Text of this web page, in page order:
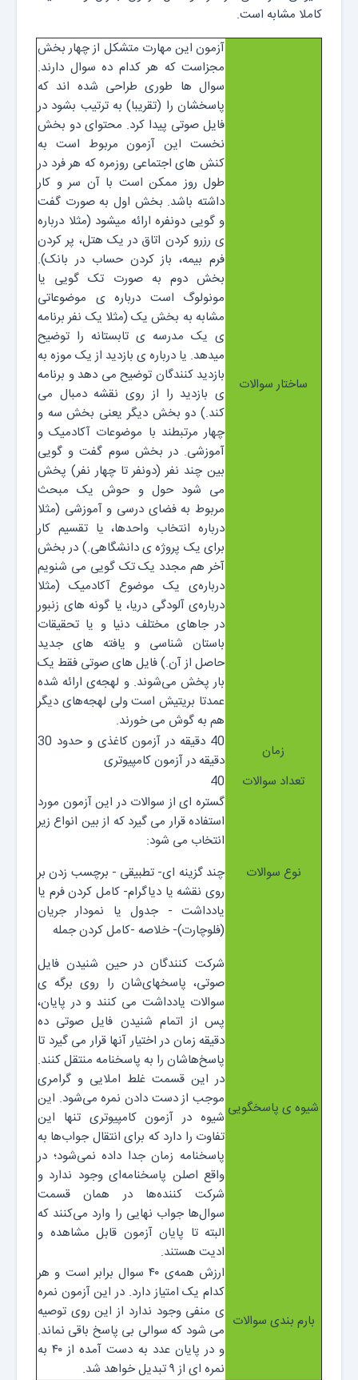
کاملا مشابه است.
آزمون این مهارت متشکل از چهار بخش
مجزاست که هر کدام ده سوال دارند.
سوال ها طوری طراحی شده اند که
پاسخشان را (تقریبا) به ترتیب بشود در
فایل صوتی پیدا کرد. محتوای دو بخش
نخست این آزمون مربوط است به
کنش های اجتماعی روزمره که هر فرد در
طول روز ممکن است با آن سر و کار
داشته باشد. بخش اول به صورت گفت
و گویی دونفره ارائه میشود (مثلا درباره
ی رزرو کردن اتاق در یک هتل، پر کردن
فرم بیمه، باز کردن حساب در بانک).
بخش دوم به صورت تک گویی یا
مونولوگ است درباره ی موضوعاتی
مشابه به بخش یک (مثلا یک نفر برنامه
ی یک مدرسه ی تابستانه را توضیح
میدهد. یا درباره ی بازدید از یک موزه به
بازدید کنندگان توضیح می دهد و برنامه
ی بازدید را از روی نقشه دمبال می
کند.) دو بخش دیگر یعنی بخش سه و
چهار مرتبطند با موضوعات آکادمیک و
آموزشی. در بخش سوم گفت و گویی
بین چند نفر (دونفر تا چهار نفر) پخش
می شود حول و حوش یک مبحث
مربوط به فضای درسی و آموزشی (مثلا
درباره انتخاب واحدها، یا تقسیم کار
برای یک پروژه ی دانشگاهی.) در بخش
آخر هم مجدد یک تک گویی می شنویم
درباره‌ی یک موضوع آکادمیک (مثلا
درباره‌ی آلودگی دریا، یا گونه های زنبور
در جاهای مختلف دنیا و یا تحقیقات
باستان شناسی و یافته های جدید
حاصل از آن.) فایل های صوتی فقط یک
بار پخش می‌شوند. و لهجه‌ی ارائه شده
عمدتا بریتیش است ولی لهجه‌های دیگر
هم به گوش می خورند.
ساختار سوالات
40 دقیقه در آزمون کاغذی و حدود 30
دقیقه در آزمون کامپیوتری
زمان
40
تعداد سوالات
گستره ای از سوالات در این آزمون مورد
استفاده قرار می گیرد که از بین انواع زیر
انتخاب می شود:
چند گزینه ای- تطبیقی - برچسب زدن بر
روی نقشه یا دیاگرام- کامل کردن فرم یا
یادداشت - جدول یا نمودار جریان
(فلوچارت)- خلاصه -کامل کردن جمله
نوع سوالات
شرکت کنندگان در حین شنیدن فایل
صوتی، پاسخهای‌شان را روی برگه ی
سوالات یادداشت می کنند و در پایان،
پس از اتمام شنیدن فایل صوتی ده
دقیقه زمان در اختیار آنها قرار می گیرد تا
پاسخ‌هاشان را به پاسخنامه منتقل کنند.
در این قسمت غلط املایی و گرامری
موجب از دست دادن نمره می‌شود. این
شیوه در آزمون کامپیوتری تنها این
تفاوت را دارد که برای انتقال جواب‌ها به
پاسخنامه زمان جدا داده نمی‌شود؛ در
واقع اصلن پاسخنامه‌ای وجود ندارد و
شرکت کننده‌ها در همان قسمت
سوال‌ها جواب نهایی را وارد می‌کنند که
البته تا پایان آزمون قابل مشاهده و
ادیت هستند.
شیوه ی پاسخگویی
ارزش همه‌ی ۴۰ سوال برابر است و هر
کدام یک امتیاز دارد. در این آزمون نمره
ی منفی وجود ندارد از این روی توصیه
می شود که سوالی بی پاسخ باقی نماند.
و در پایان عدد به دست آمده از ۴۰ به
نمره ای از ۹ تبدیل خواهد شد.
بارم بندی سوالات